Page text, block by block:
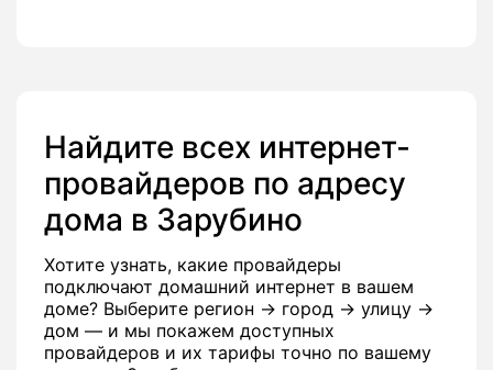
Найдите всех интернет-
провайдеров по адресу
дома в Зарубино
Хотите узнать, какие провайдеры
подключают домашний интернет в вашем
доме? Выберите регион → город → улицу →
дом — и мы покажем доступных
провайдеров и их тарифы точно по вашему